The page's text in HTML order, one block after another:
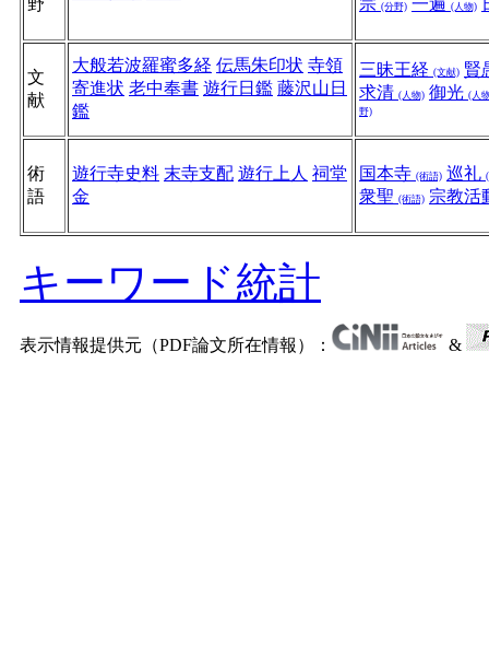
野
宗 (分野) 一遍 (人物)
文
献
大般若波羅蜜多経 伝馬朱印状 寺領
寄進状 老中奉書 遊行日鑑 藤沢山日
鑑
三昧王経 (文献) 賢
求清 (人物) 御光 (人
野)
術
語
遊行寺史料 末寺支配 遊行上人 祠堂
金
国本寺 (術語) 巡礼
衆聖 (術語) 宗教活
キーワード統計
表示情報提供元（PDF論文所在情報）： &